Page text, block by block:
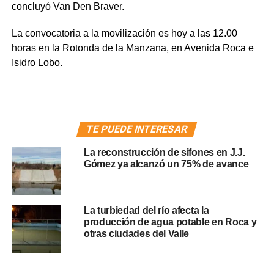
concluyó Van Den Braver.
La convocatoria a la movilización es hoy a las 12.00
horas en la Rotonda de la Manzana, en Avenida Roca e
Isidro Lobo.
TE PUEDE INTERESAR
La reconstrucción de sifones en J.J.
Gómez ya alcanzó un 75% de avance
La turbiedad del río afecta la
producción de agua potable en Roca y
otras ciudades del Valle